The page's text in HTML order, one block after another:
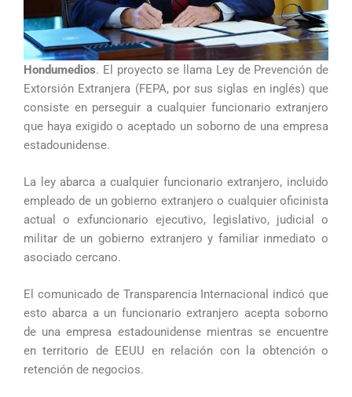
Hondumedios. El proyecto se llama Ley de Prevención de
Extorsión Extranjera (FEPA, por sus siglas en inglés) que
consiste en perseguir a cualquier funcionario extranjero
que haya exigido o aceptado un soborno de una empresa
estadounidense.
La ley abarca a cualquier funcionario extranjero, incluido
empleado de un gobierno extranjero o cualquier oficinista
actual o exfuncionario ejecutivo, legislativo, judicial o
militar de un gobierno extranjero y familiar inmediato o
asociado cercano.
El comunicado de Transparencia Internacional indicó que
esto abarca a un funcionario extranjero acepta soborno
de una empresa estadounidense mientras se encuentre
en territorio de EEUU en relación con la obtención o
retención de negocios.